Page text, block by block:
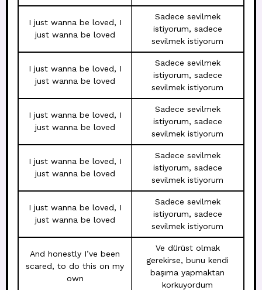
I just wanna be loved, I
just wanna be loved
Sadece sevilmek
istiyorum, sadece
sevilmek istiyorum
I just wanna be loved, I
just wanna be loved
Sadece sevilmek
istiyorum, sadece
sevilmek istiyorum
I just wanna be loved, I
just wanna be loved
Sadece sevilmek
istiyorum, sadece
sevilmek istiyorum
I just wanna be loved, I
just wanna be loved
Sadece sevilmek
istiyorum, sadece
sevilmek istiyorum
I just wanna be loved, I
just wanna be loved
Sadece sevilmek
istiyorum, sadece
sevilmek istiyorum
And honestly I’ve been
scared, to do this on my
own
Ve dürüst olmak
gerekirse, bunu kendi
başıma yapmaktan
korkuyordum